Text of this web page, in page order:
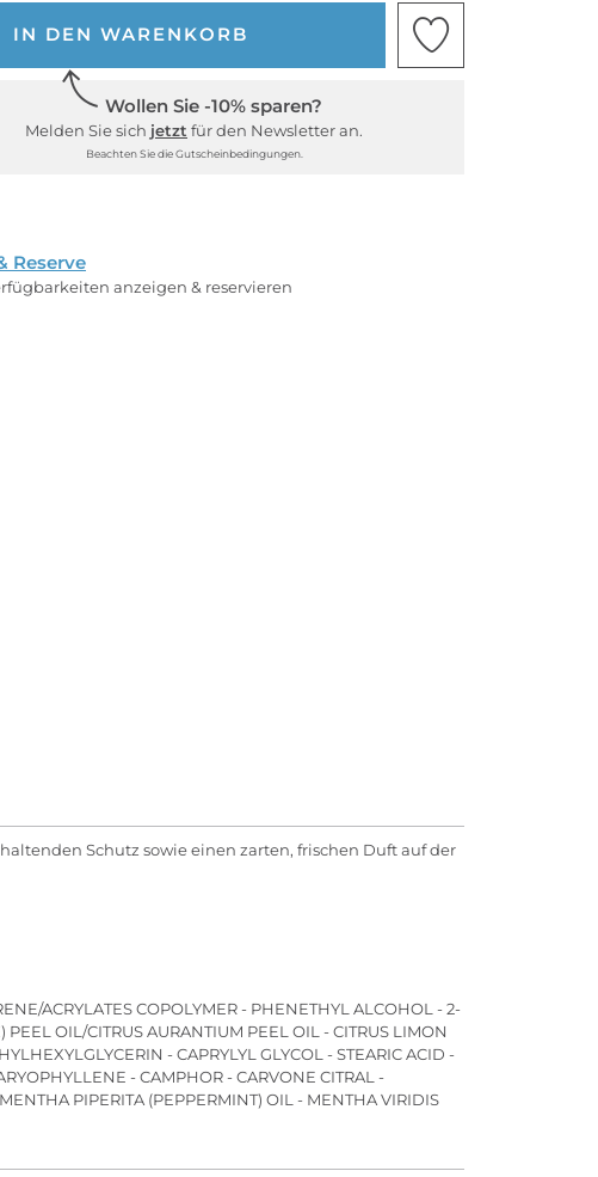
IN DEN WARENKORB
Wollen Sie -10% sparen?
Melden Sie sich jetzt für den Newsletter an.
Beachten Sie die Gutscheinbedingungen.
Reserve
anzeigen & reservieren
Schutz sowie einen zarten, frischen Duft auf der
ACRYLATES COPOLYMER - PHENETHYL ALCOHOL - 2-
OIL/CITRUS AURANTIUM PEEL OIL - CITRUS LIMON
- CAPRYLYL GLYCOL - STEARIC ACID -
- CAMPHOR - CARVONE CITRAL -
PIPERITA (PEPPERMINT) OIL - MENTHA VIRIDIS